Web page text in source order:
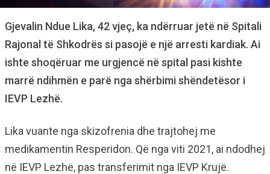
Gjevalin Ndue Lika, 42 vjeç, ka ndërruar jetë në Spitali
Rajonal të Shkodrës si pasojë e një arresti kardiak. Ai
ishte shoqëruar me urgjencë në spital pasi kishte
marrë ndihmën e parë nga shërbimi shëndetësor i
IEVP Lezhë.
Lika vuante nga skizofrenia dhe trajtohej me
medikamentin Resperidon. Që nga viti 2021, ai ndodhej
në IEVP Lezhë, pas transferimit nga IEVP Krujë.